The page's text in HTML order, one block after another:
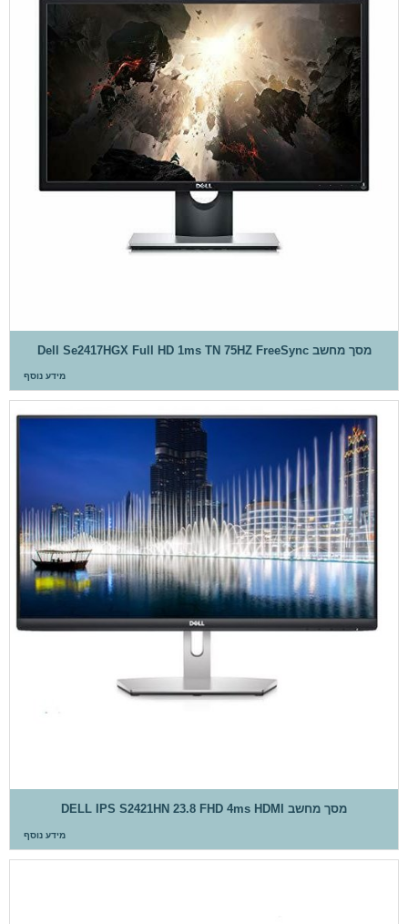
מסך מחשב Dell Se2417HGX Full HD 1ms TN 75HZ FreeSync
מידע נוסף
מסך מחשב DELL IPS S2421HN 23.8 FHD 4ms HDMI
מידע נוסף